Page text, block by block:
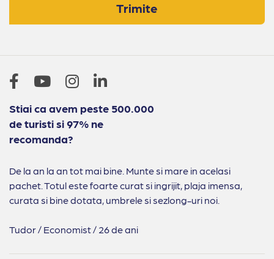
Trimite
Stiai ca avem peste 500.000
de turisti si 97% ne
recomanda?
De la an la an tot mai bine. Munte si mare in acelasi
pachet. Totul este foarte curat si ingrijit, plaja imensa,
curata si bine dotata, umbrele si sezlong-uri noi.
Tudor / Economist / 26 de ani